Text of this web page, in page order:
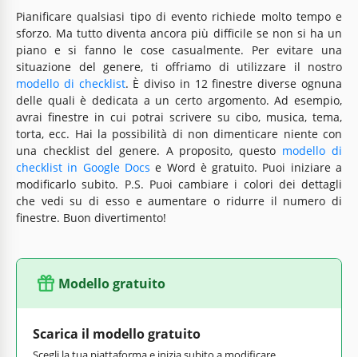
Pianificare qualsiasi tipo di evento richiede molto tempo e
sforzo. Ma tutto diventa ancora più difficile se non si ha un
piano e si fanno le cose casualmente. Per evitare una
situazione del genere, ti offriamo di utilizzare il nostro
modello di checklist. È diviso in 12 finestre diverse ognuna
delle quali è dedicata a un certo argomento. Ad esempio,
avrai finestre in cui potrai scrivere su cibo, musica, tema,
torta, ecc. Hai la possibilità di non dimenticare niente con
una checklist del genere. A proposito, questo modello di
checklist in Google Docs e Word è gratuito. Puoi iniziare a
modificarlo subito. P.S. Puoi cambiare i colori dei dettagli
che vedi su di esso e aumentare o ridurre il numero di
finestre. Buon divertimento!
Modello gratuito
Scarica il modello gratuito